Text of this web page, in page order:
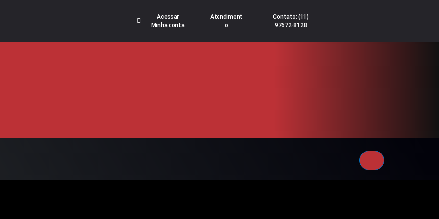
Acessar
Minha conta
Atendiment
o
Contato: (11)
97672-8128